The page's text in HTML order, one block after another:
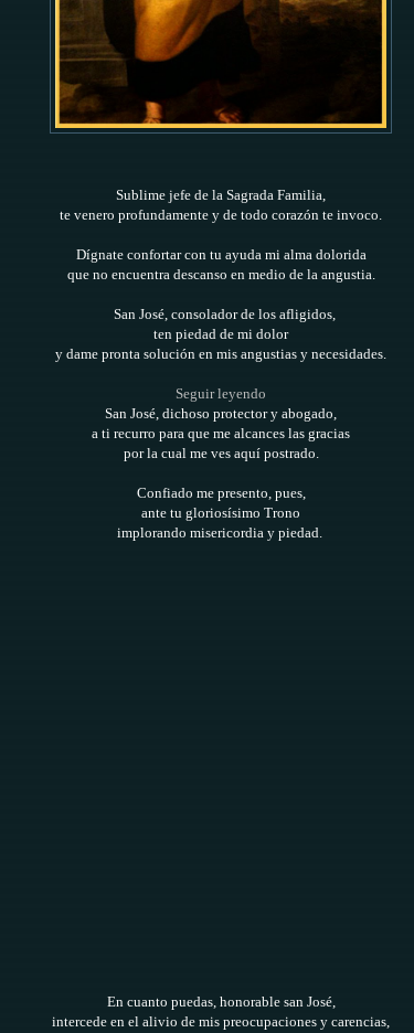
Sublime jefe de la Sagrada Familia,
te venero profundamente y de todo corazón te invoco.
Dígnate confortar con tu ayuda mi alma dolorida
que no encuentra descanso en medio de la angustia.
San José, consolador de los afligidos,
ten piedad de mi dolor
y dame pronta solución en mis angustias y necesidades.
Seguir leyendo
San José, dichoso protector y abogado,
a ti recurro para que me alcances las gracias
por la cual me ves aquí postrado.
Confiado me presento, pues,
ante tu gloriosísimo Trono
implorando misericordia y piedad.
En cuanto puedas, honorable san José,
intercede en el alivio de mis preocupaciones y carencias,